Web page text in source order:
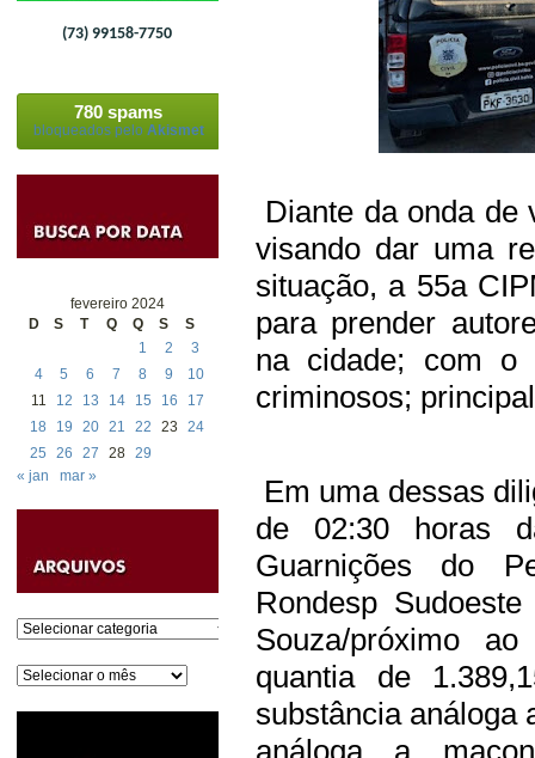
(73) 99158-7750
780 spams
bloqueados pelo Akismet
fevereiro 2024
D
S T Q Q S
S
1
2
3
4
5 6 7 8 9
10
11
12 13 14 15 16
17
18
19 20 21 22 23
24
25
26 27 28 29
« jan
mar »
Categorias
Arquivos
Diante da onda de
visando dar uma
situação, a 55a
para prender
na cidade; com o
criminosos;
Em uma dessas
de 02:30 horas
Guarnições do
Rondesp
Souza/próximo
quantia de
substância análoga
análoga a